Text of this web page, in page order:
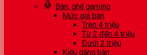
Bàn, ghế gaming
Mức giá bàn
Trên 4 triệu
Từ 2 đến 4 triệu
Dưới 2 triệu
Kiểu dáng bàn